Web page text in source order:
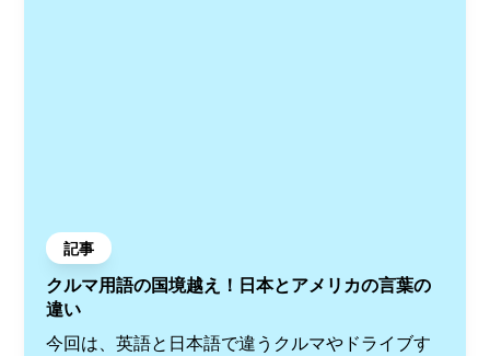
記事
クルマ用語の国境越え！日本とアメリカの言葉の
違い
今回は、英語と日本語で違うクルマやドライブす